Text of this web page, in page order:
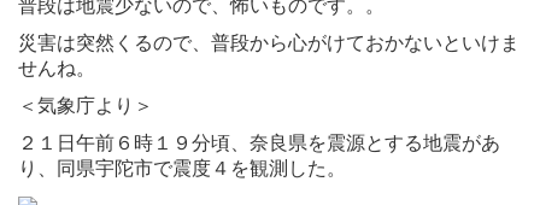
普段は地震少ないので、怖いものです。。
災害は突然くるので、普段から心がけておかないといけま
せんね。
＜気象庁より＞
２１日午前６時１９分頃、奈良県を震源とする地震があ
り、同県宇陀市で震度４を観測した。